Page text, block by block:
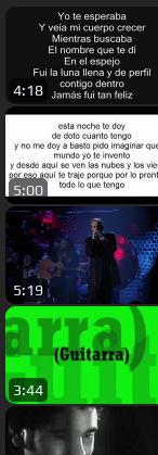
4:18
5:00
5:19
3:44